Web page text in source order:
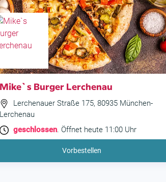
Mike`s Burger Lerchenau
Lerchenauer Straße 175, 80935 München-
Lerchenau
geschlossen. Öffnet heute 11:00 Uhr
Vorbestellen